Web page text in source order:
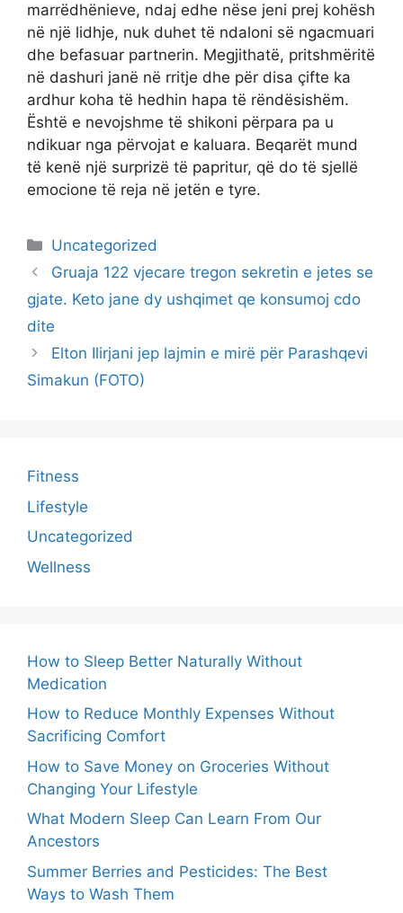
marrëdhënieve, ndaj edhe nëse jeni prej kohësh
në një lidhje, nuk duhet të ndaloni së ngacmuari
dhe befasuar partnerin. Megjithatë, pritshmëritë
në dashuri janë në rritje dhe për disa çifte ka
ardhur koha të hedhin hapa të rëndësishëm.
Është e nevojshme të shikoni përpara pa u
ndikuar nga përvojat e kaluara. Beqarët mund
të kenë një surprizë të papritur, që do të sjellë
emocione të reja në jetën e tyre.
Categories
Uncategorized
Gruaja 122 vjecare tregon sekretin e jetes se
gjate. Keto jane dy ushqimet qe konsumoj cdo
dite
Elton Ilirjani jep lajmin e mirë për Parashqevi
Simakun (FOTO)
Fitness
Lifestyle
Uncategorized
Wellness
How to Sleep Better Naturally Without
Medication
How to Reduce Monthly Expenses Without
Sacrificing Comfort
How to Save Money on Groceries Without
Changing Your Lifestyle
What Modern Sleep Can Learn From Our
Ancestors
Summer Berries and Pesticides: The Best
Ways to Wash Them